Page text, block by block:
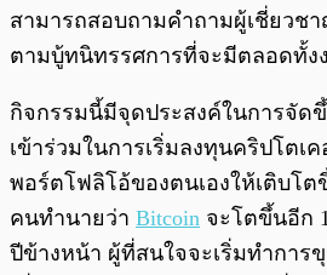
สามารถสอบถามคำถามผู้เชี่ยวช
ตามบู้ทนิทรรศการที่จะมีตลอดทั้ง
กิจกรรมนี้มีจุดประสงค์ในการจัด
เข้าร่วมในการเริ่มลงทุนคริปโตเ
พอร์ตโฟลิโอ้ของตนเองให้เติบโ
คนทำนายว่า Bitcoin จะโตขึ้นอีก
ปีข้างหน้า ผู้ที่สนใจจะเริ่มทำการ